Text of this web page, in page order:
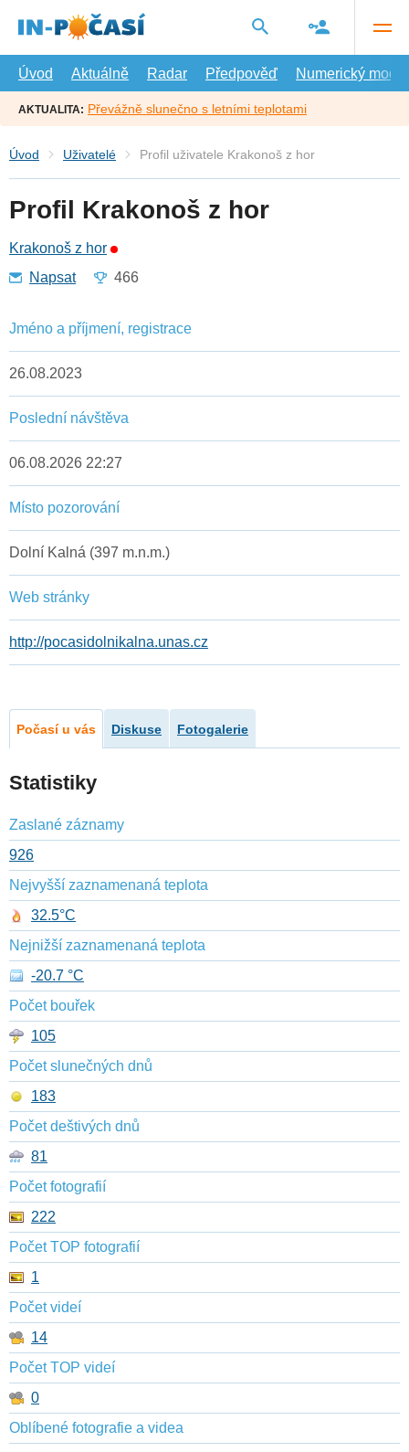
hlavní
Úvod
Aktuálně Radar Předpověď Numerický model
AKTUALITA: Převážně slunečno s letními teplotami
Úvod Uživatelé Profil uživatele Krakonoš z hor
Profil Krakonoš z hor
Krakonoš z hor
Napsat
466
Jméno a příjmení, registrace
26.08.2023
Poslední návštěva
06.08.2026 22:27
Místo pozorování
Dolní Kalná (397 m.n.m.)
Web stránky
http://pocasidolnikalna.unas.cz
Počasí u vás Diskuse Fotogalerie
Statistiky
Zaslané záznamy
926
Nejvyšší zaznamenaná teplota
32.5°C
Nejnižší zaznamenaná teplota
-20.7 °C
Počet bouřek
105
Počet slunečných dnů
183
Počet deštivých dnů
81
Počet fotografií
222
Počet TOP fotografií
1
Počet videí
14
Počet TOP videí
0
Oblíbené fotografie a videa